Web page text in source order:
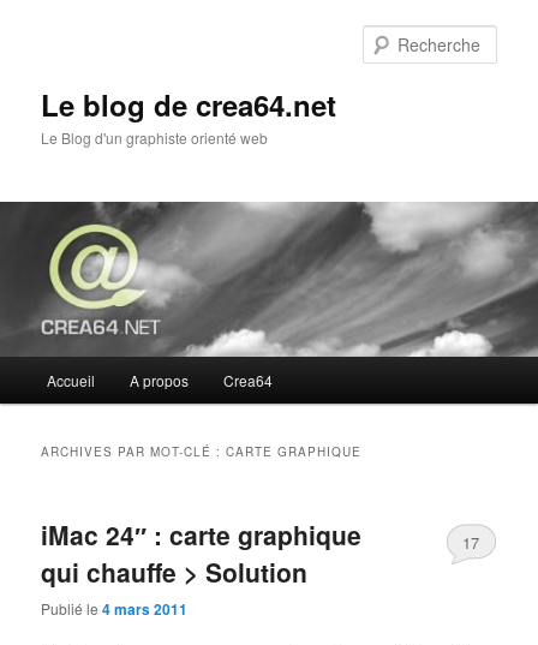
Le blog de crea64.net
Le Blog d'un graphiste orienté web
principal
Accueil A propos Crea64
ARCHIVES PAR MOT-CLÉ :CARTE GRAPHIQUE
iMac 24″ : carte graphique
qui chauffe > Solution
Publié le4 mars 2011
17